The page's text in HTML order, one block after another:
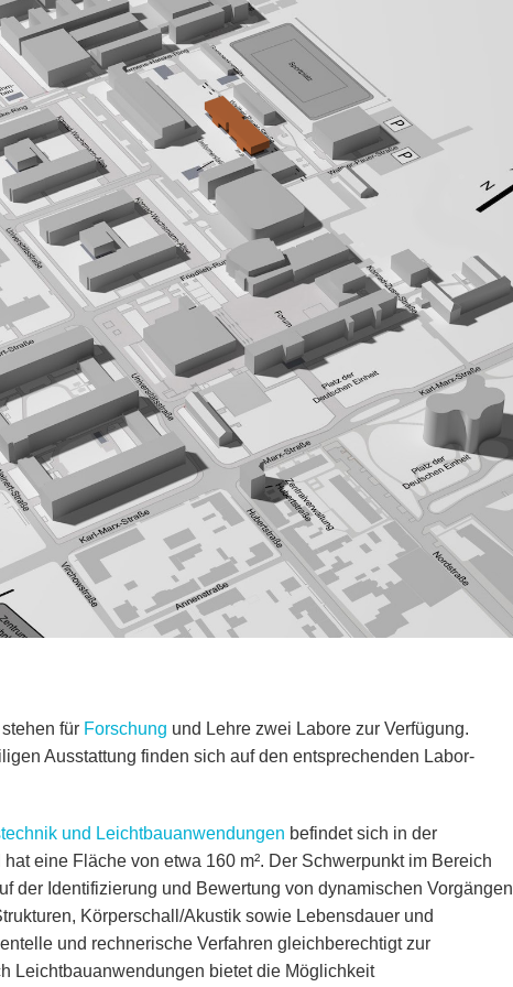
für Forschung und Lehre zwei Labore zur Verfügung.
Ausstattung finden sich auf den entsprechenden Labor-
und Leichtbauanwendungen befindet sich in der
eine Fläche von etwa 160 m². Der Schwerpunkt im Bereich
der Identifizierung und Bewertung von dynamischen Vorgängen
Körperschall/Akustik sowie Lebensdauer und
und rechnerische Verfahren gleichberechtigt zur
Leichtbauanwendungen bietet die Möglichkeit